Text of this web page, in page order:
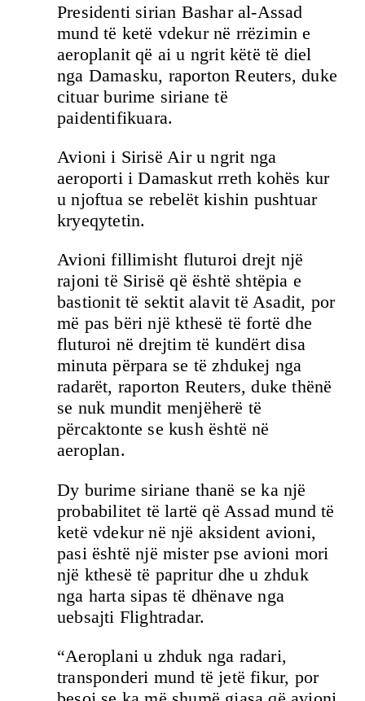
Presidenti sirian Bashar al-Assad
mund të ketë vdekur në rrëzimin e
aeroplanit që ai u ngrit këtë të diel
nga Damasku, raporton Reuters, duke
cituar burime siriane të
paidentifikuara.
Avioni i Sirisë Air u ngrit nga
aeroporti i Damaskut rreth kohës kur
u njoftua se rebelët kishin pushtuar
kryeqytetin.
Avioni fillimisht fluturoi drejt një
rajoni të Sirisë që është shtëpia e
bastionit të sektit alavit të Asadit, por
më pas bëri një kthesë të fortë dhe
fluturoi në drejtim të kundërt disa
minuta përpara se të zhdukej nga
radarët, raporton Reuters, duke thënë
se nuk mundit menjëherë të
përcaktonte se kush është në
aeroplan.
Dy burime siriane thanë se ka një
probabilitet të lartë që Assad mund të
ketë vdekur në një aksident avioni,
pasi është një mister pse avioni mori
një kthesë të papritur dhe u zhduk
nga harta sipas të dhënave nga
uebsajti Flightradar.
“Aeroplani u zhduk nga radari,
transponderi mund të jetë fikur, por